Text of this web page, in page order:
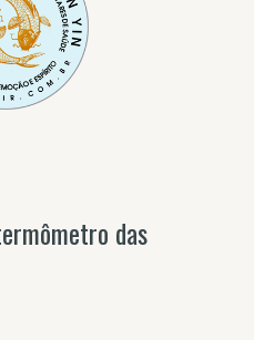
das